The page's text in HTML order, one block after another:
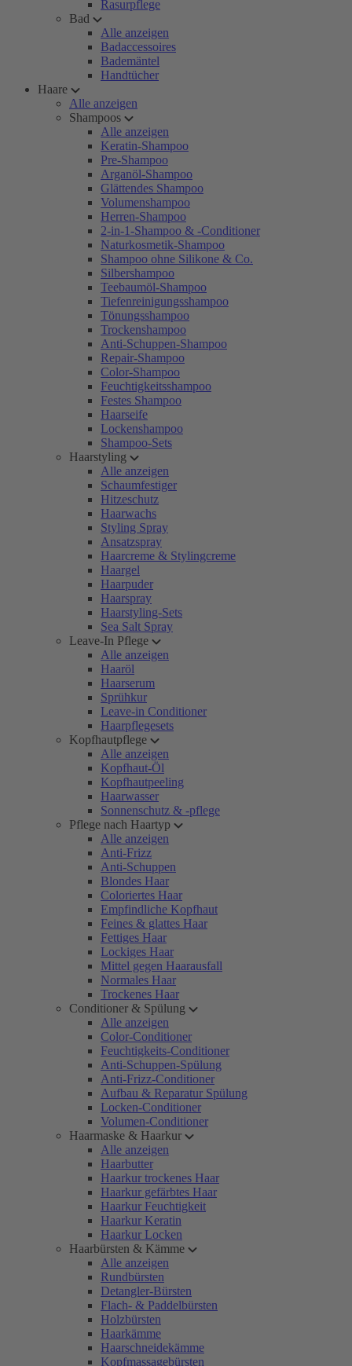
Rasurpflege
Bad
Alle anzeigen
Badaccessoires
Bademäntel
Handtücher
Haare
Alle anzeigen
Shampoos
Alle anzeigen
Keratin-Shampoo
Pre-Shampoo
Arganöl-Shampoo
Glättendes Shampoo
Volumenshampoo
Herren-Shampoo
2-in-1-Shampoo & -Conditioner
Naturkosmetik-Shampoo
Shampoo ohne Silikone & Co.
Silbershampoo
Teebaumöl-Shampoo
Tiefenreinigungsshampoo
Tönungsshampoo
Trockenshampoo
Anti-Schuppen-Shampoo
Repair-Shampoo
Color-Shampoo
Feuchtigkeitsshampoo
Festes Shampoo
Haarseife
Lockenshampoo
Shampoo-Sets
Haarstyling
Alle anzeigen
Schaumfestiger
Hitzeschutz
Haarwachs
Styling Spray
Ansatzspray
Haarcreme & Stylingcreme
Haargel
Haarpuder
Haarspray
Haarstyling-Sets
Sea Salt Spray
Leave-In Pflege
Alle anzeigen
Haaröl
Haarserum
Sprühkur
Leave-in Conditioner
Haarpflegesets
Kopfhautpflege
Alle anzeigen
Kopfhaut-Öl
Kopfhautpeeling
Haarwasser
Sonnenschutz & -pflege
Pflege nach Haartyp
Alle anzeigen
Anti-Frizz
Anti-Schuppen
Blondes Haar
Coloriertes Haar
Empfindliche Kopfhaut
Feines & glattes Haar
Fettiges Haar
Lockiges Haar
Mittel gegen Haarausfall
Normales Haar
Trockenes Haar
Conditioner & Spülung
Alle anzeigen
Color-Conditioner
Feuchtigkeits-Conditioner
Anti-Schuppen-Spülung
Anti-Frizz-Conditioner
Aufbau & Reparatur Spülung
Locken-Conditioner
Volumen-Conditioner
Haarmaske & Haarkur
Alle anzeigen
Haarbutter
Haarkur trockenes Haar
Haarkur gefärbtes Haar
Haarkur Feuchtigkeit
Haarkur Keratin
Haarkur Locken
Haarbürsten & Kämme
Alle anzeigen
Rundbürsten
Detangler-Bürsten
Flach- & Paddelbürsten
Holzbürsten
Haarkämme
Haarschneidekämme
Kopfmassagebürsten